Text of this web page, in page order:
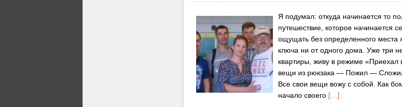
Я подумал: откуда начинается то
путешествие, которое начинается
ощущать без определенного места
ключа ни от одного дома. Уже три
квартиры, живу в режиме «Приехал
вещи из рюкзака — Пожил —
Все свои вещи вожу с собой. Как
начало своего […]